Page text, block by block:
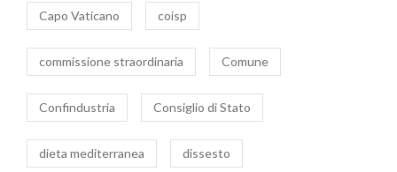
Capo Vaticano coisp
commissione straordinaria Comune
Confindustria Consiglio di Stato
dieta mediterranea dissesto